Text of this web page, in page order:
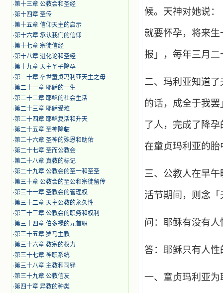
·第十三章 公教会和圣经
·第十四章 圣传
·第十五章 信仰天主的启示
·第十六章 承认我们的信仰
·第十七章 宗徒信经
·第十八章 进化论和圣经
·第十九章 天主圣子降孕
·第二十章 卒世童贞玛利亚天主之母
·第二十一章 耶稣的一生
·第二十二章 耶稣的社会生活
·第二十三章 耶稣受难
·第二十四章 耶稣复活和升天
·第二十五章 圣神降临
·第二十六章 圣神的殊恩和助佑
·第二十七章 圣而公教会
·第二十八章 真教的标记
·第二十九章 公教会的至一和至圣
·第三十章 公教会的至公和宗徒留传
·第三十一章 圣教会的管理权
·第三十二章 天主公教的永久性
·第三十三章 公教会的职务和权利
·第三十四章 伯多禄的元首职
·第三十五章 罗马主教
·第三十六章 教宗的权力
·第三十七章 神职系统
·第三十八章 主教和司铎
·第三十九章 公教信友
·第四十章 异教的种类
候。天神对她说
就要怀孕，将来
报」，每年三月
二、玛利亚知道
的话，成全于我
了人，完成了降
在童贞玛利亚的胎
三、公教人在早
活节期间，则念
问：耶稣有没有人
答：耶稣只有人
一、童贞玛利亚